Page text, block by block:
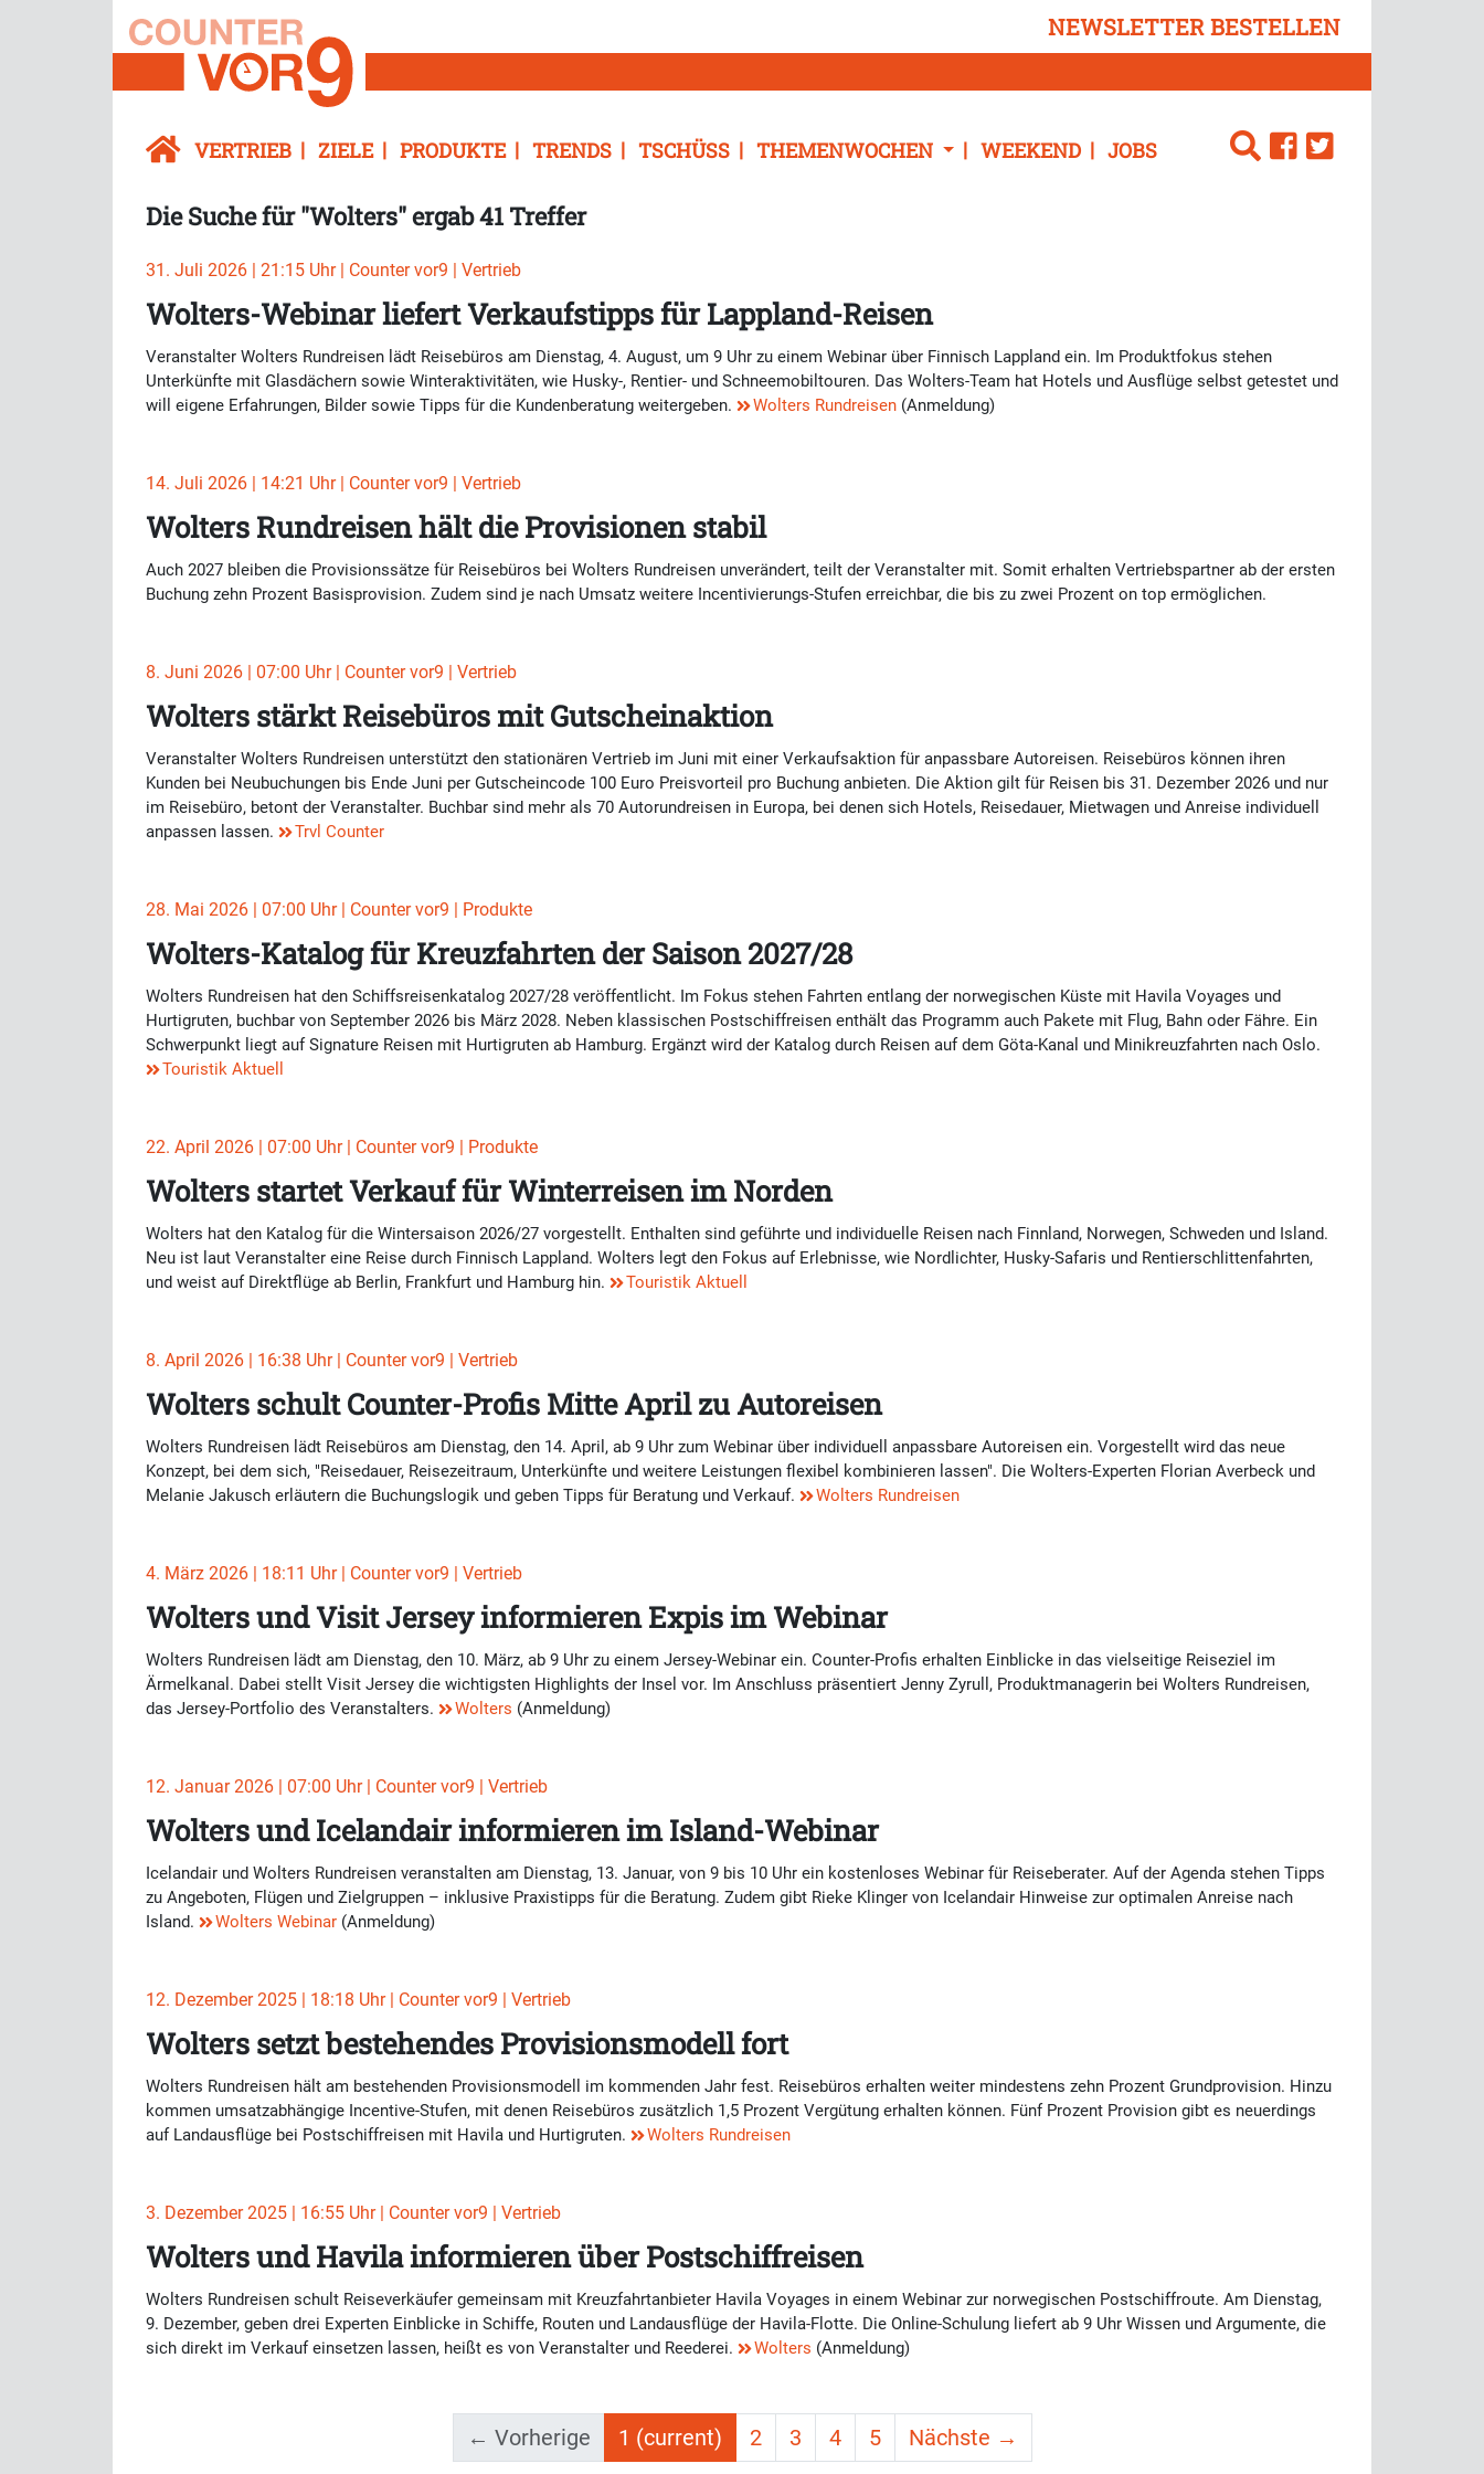
NEWSLETTER BESTELLEN
VERTRIEB ZIELE PRODUKTE TRENDS TSCHÜSS THEMENWOCHEN WEEKEND JOBS
Die Suche für "Wolters" ergab 41 Treffer
31. Juli 2026 | 21:15 Uhr | Counter vor9 | Vertrieb
Wolters-Webinar liefert Verkaufstipps für Lappland-Reisen
Veranstalter Wolters Rundreisen lädt Reisebüros am Dienstag, 4. August, um 9 Uhr zu einem Webinar über Finnisch Lappland ein. Im Produktfokus stehen
Unterkünfte mit Glasdächern sowie Winteraktivitäten, wie Husky-, Rentier- und Schneemobiltouren. Das Wolters-Team hat Hotels und Ausflüge selbst getestet und
will eigene Erfahrungen, Bilder sowie Tipps für die Kundenberatung weitergeben.
Wolters Rundreisen (Anmeldung)
14. Juli 2026 | 14:21 Uhr | Counter vor9 | Vertrieb
Wolters Rundreisen hält die Provisionen stabil
Auch 2027 bleiben die Provisionssätze für Reisebüros bei Wolters Rundreisen unverändert, teilt der Veranstalter mit. Somit erhalten Vertriebspartner ab der ersten
Buchung zehn Prozent Basisprovision. Zudem sind je nach Umsatz weitere Incentivierungs-Stufen erreichbar, die bis zu zwei Prozent on top ermöglichen.
8. Juni 2026 | 07:00 Uhr | Counter vor9 | Vertrieb
Wolters stärkt Reisebüros mit Gutscheinaktion
Veranstalter Wolters Rundreisen unterstützt den stationären Vertrieb im Juni mit einer Verkaufsaktion für anpassbare Autoreisen. Reisebüros können ihren
Kunden bei Neubuchungen bis Ende Juni per Gutscheincode 100 Euro Preisvorteil pro Buchung anbieten. Die Aktion gilt für Reisen bis 31. Dezember 2026 und nur
im Reisebüro, betont der Veranstalter. Buchbar sind mehr als 70 Autorundreisen in Europa, bei denen sich Hotels, Reisedauer, Mietwagen und Anreise individuell
anpassen lassen.
Trvl Counter
28. Mai 2026 | 07:00 Uhr | Counter vor9 | Produkte
Wolters-Katalog für Kreuzfahrten der Saison 2027/28
Wolters Rundreisen hat den Schiffsreisenkatalog 2027/28 veröffentlicht. Im Fokus stehen Fahrten entlang der norwegischen Küste mit Havila Voyages und
Hurtigruten, buchbar von September 2026 bis März 2028. Neben klassischen Postschiffreisen enthält das Programm auch Pakete mit Flug, Bahn oder Fähre. Ein
Schwerpunkt liegt auf Signature Reisen mit Hurtigruten ab Hamburg. Ergänzt wird der Katalog durch Reisen auf dem Göta-Kanal und Minikreuzfahrten nach Oslo.
Touristik Aktuell
22. April 2026 | 07:00 Uhr | Counter vor9 | Produkte
Wolters startet Verkauf für Winterreisen im Norden
Wolters hat den Katalog für die Wintersaison 2026/27 vorgestellt. Enthalten sind geführte und individuelle Reisen nach Finnland, Norwegen, Schweden und Island.
Neu ist laut Veranstalter eine Reise durch Finnisch Lappland. Wolters legt den Fokus auf Erlebnisse, wie Nordlichter, Husky-Safaris und Rentierschlittenfahrten,
und weist auf Direktflüge ab Berlin, Frankfurt und Hamburg hin.
Touristik Aktuell
8. April 2026 | 16:38 Uhr | Counter vor9 | Vertrieb
Wolters schult Counter-Profis Mitte April zu Autoreisen
Wolters Rundreisen lädt Reisebüros am Dienstag, den 14. April, ab 9 Uhr zum Webinar über individuell anpassbare Autoreisen ein. Vorgestellt wird das neue
Konzept, bei dem sich, "Reisedauer, Reisezeitraum, Unterkünfte und weitere Leistungen flexibel kombinieren lassen". Die Wolters-Experten Florian Averbeck und
Melanie Jakusch erläutern die Buchungslogik und geben Tipps für Beratung und Verkauf.
Wolters Rundreisen
4. März 2026 | 18:11 Uhr | Counter vor9 | Vertrieb
Wolters und Visit Jersey informieren Expis im Webinar
Wolters Rundreisen lädt am Dienstag, den 10. März, ab 9 Uhr zu einem Jersey-Webinar ein. Counter-Profis erhalten Einblicke in das vielseitige Reiseziel im
Ärmelkanal. Dabei stellt Visit Jersey die wichtigsten Highlights der Insel vor. Im Anschluss präsentiert Jenny Zyrull, Produktmanagerin bei Wolters Rundreisen,
das Jersey-Portfolio des Veranstalters.
Wolters (Anmeldung)
12. Januar 2026 | 07:00 Uhr | Counter vor9 | Vertrieb
Wolters und Icelandair informieren im Island-Webinar
Icelandair und Wolters Rundreisen veranstalten am Dienstag, 13. Januar, von 9 bis 10 Uhr ein kostenloses Webinar für Reiseberater. Auf der Agenda stehen Tipps
zu Angeboten, Flügen und Zielgruppen – inklusive Praxistipps für die Beratung. Zudem gibt Rieke Klinger von Icelandair Hinweise zur optimalen Anreise nach
Island.
Wolters Webinar (Anmeldung)
12. Dezember 2025 | 18:18 Uhr | Counter vor9 | Vertrieb
Wolters setzt bestehendes Provisionsmodell fort
Wolters Rundreisen hält am bestehenden Provisionsmodell im kommenden Jahr fest. Reisebüros erhalten weiter mindestens zehn Prozent Grundprovision. Hinzu
kommen umsatzabhängige Incentive-Stufen, mit denen Reisebüros zusätzlich 1,5 Prozent Vergütung erhalten können. Fünf Prozent Provision gibt es neuerdings
auf Landausflüge bei Postschiffreisen mit Havila und Hurtigruten.
Wolters Rundreisen
3. Dezember 2025 | 16:55 Uhr | Counter vor9 | Vertrieb
Wolters und Havila informieren über Postschiffreisen
Wolters Rundreisen schult Reiseverkäufer gemeinsam mit Kreuzfahrtanbieter Havila Voyages in einem Webinar zur norwegischen Postschiffroute. Am Dienstag,
9. Dezember, geben drei Experten Einblicke in Schiffe, Routen und Landausflüge der Havila-Flotte. Die Online-Schulung liefert ab 9 Uhr Wissen und Argumente, die
sich direkt im Verkauf einsetzen lassen, heißt es von Veranstalter und Reederei.
Wolters (Anmeldung)
← Vorherige 1 (current) 2 3 4 5 Nächste →